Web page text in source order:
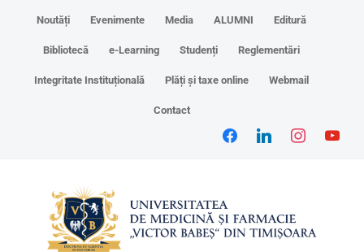
Noutăți Evenimente Media ALUMNI Editură
Bibliotecă e-Learning Studenți Reglementări
Integritate Instituțională Plăți și taxe online Webmail
Contact